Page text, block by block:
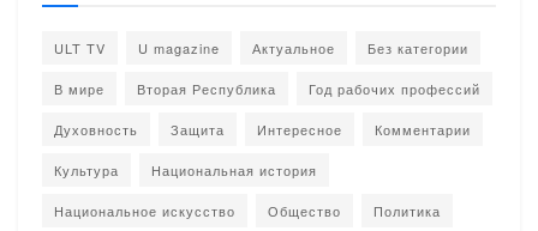
ULT TV U magazine Актуальное Без категории
В мире Вторая Республика Год рабочих профессий
Духовность Защита Интересное Комментарии
Культура Национальная история
Национальное искусство Общество Политика